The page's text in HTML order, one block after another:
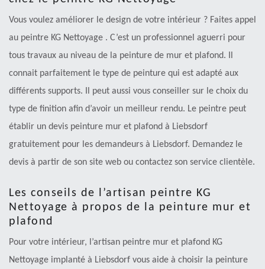
Vous voulez améliorer le design de votre intérieur ? Faites appel
au peintre KG Nettoyage . C’est un professionnel aguerri pour
tous travaux au niveau de la peinture de mur et plafond. Il
connait parfaitement le type de peinture qui est adapté aux
différents supports. Il peut aussi vous conseiller sur le choix du
type de finition afin d’avoir un meilleur rendu. Le peintre peut
établir un devis peinture mur et plafond à Liebsdorf
gratuitement pour les demandeurs à Liebsdorf. Demandez le
devis à partir de son site web ou contactez son service clientèle.
Les conseils de l’artisan peintre KG
Nettoyage à propos de la peinture mur et
plafond
Pour votre intérieur, l’artisan peintre mur et plafond KG
Nettoyage implanté à Liebsdorf vous aide à choisir la peinture